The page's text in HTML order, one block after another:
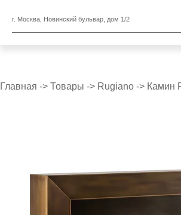
г. Москва, Новинский бульвар, дом 1/2
Главная -> Товары -> Rugiano -> Камин